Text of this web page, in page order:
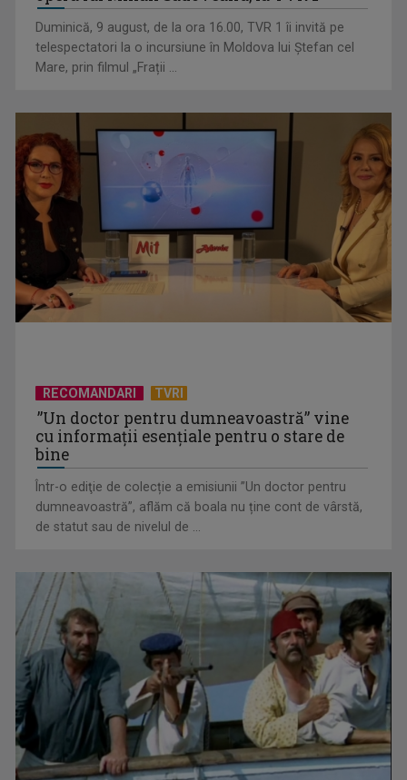
„Cerul” trupei Proconsul – a şasea cea mai votată piesă în
concursul „Cerbul ...
„Spune-mi”, piesa Monicăi Anghel – a patra cea mai votată
în concursul ...
CONCACAF respinge planul FIFA de privatizare parțială a
Duminică, 9 august, de la ora 16.00, TVR 1 îi invită pe
telespectatori la o incursiune în Moldova lui Ștefan cel
Mare, prin filmul „Frații ...
RECOMANDARI TVRI
”Un doctor pentru dumneavoastră” vine
cu informații esențiale pentru o stare de
bine
Într-o ediţie de colecție a emisiunii ”Un doctor pentru
dumneavoastră”, aflăm că boala nu ține cont de vârstă,
de statut sau de nivelul de ...